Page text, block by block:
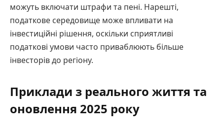
можуть включати штрафи та пені. Нарешті,
податкове середовище може впливати на
інвестиційні рішення, оскільки сприятливі
податкові умови часто приваблюють більше
інвесторів до регіону.
Приклади з реального життя та
оновлення 2025 року